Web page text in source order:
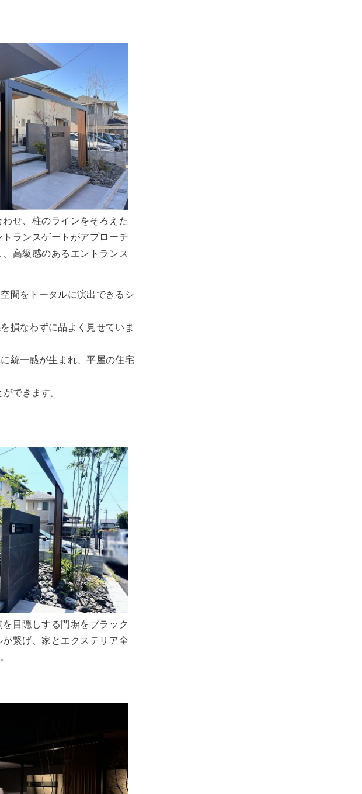
せ、柱のラインをそろえた
トランスゲートがアプローチ
高級感のあるエントランス
間をトータルに演出できるシ
損なわずに品よく見せていま
統一感が生まれ、平屋の住宅
できます。
目隠しする門塀をブラック
繋げ、家とエクステリア全